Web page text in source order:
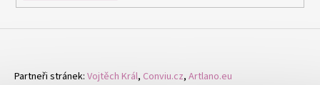
Partneři stránek: Vojtěch Král, Conviu.cz, Artlano.eu